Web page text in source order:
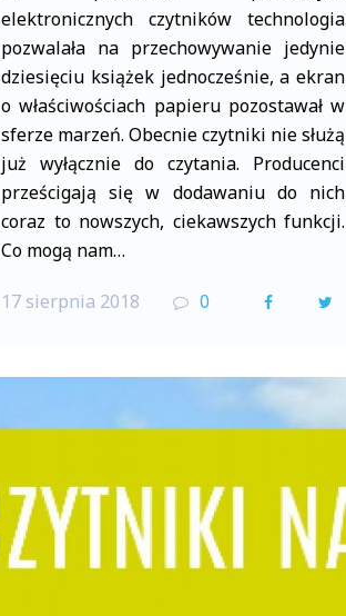
elektronicznych czytników technologia
pozwalała na przechowywanie jedynie
dziesięciu książek jednocześnie, a ekran
o właściwościach papieru pozostawał w
sferze marzeń. Obecnie czytniki nie służą
już wyłącznie do czytania. Producenci
prześcigają się w dodawaniu do nich
coraz to nowszych, ciekawszych funkcji.
Co mogą nam…
17 sierpnia 2018 0
F
c
e
o
i
e
r